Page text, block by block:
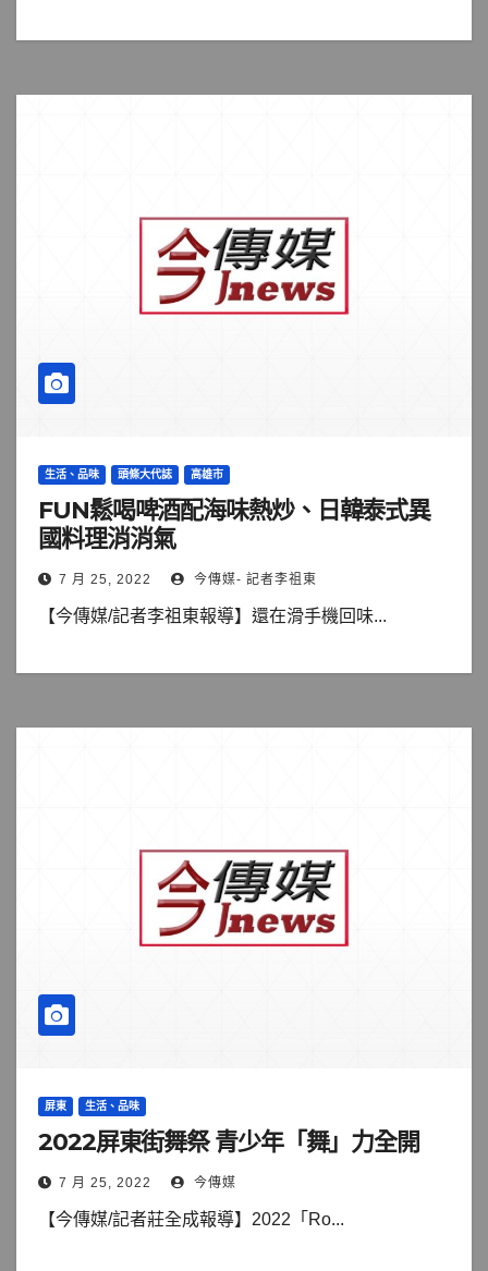
生活、品味 頭條大代誌 高雄市
FUN鬆喝啤酒配海味熱炒、日韓泰式異
國料理消消氣
7 月 25, 2022 今傳媒- 記者李祖東
【今傳媒/記者李祖東報導】還在滑手機回味...
屏東 生活、品味
2022屏東街舞祭 青少年「舞」力全開
7 月 25, 2022 今傳媒
【今傳媒/記者莊全成報導】2022「Ro...